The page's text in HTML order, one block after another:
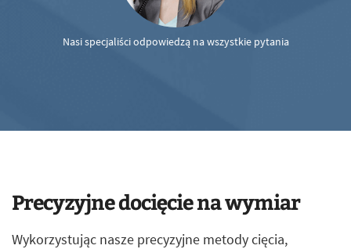
Nasi specjaliści odpowiedzą na wszystkie pytania
Precyzyjne docięcie na wymiar
Wykorzystując nasze precyzyjne metody cięcia,